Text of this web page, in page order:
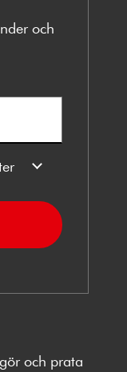
och
och prata